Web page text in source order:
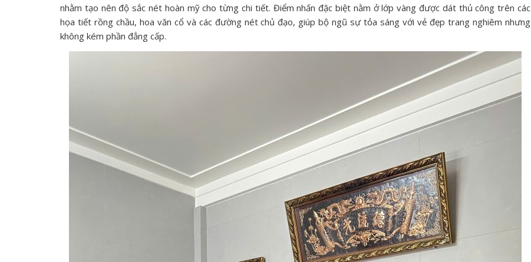
nhằm tạo nên độ sắc nét hoàn mỹ cho từng chi tiết. Điểm nhấn đặc biệt nằm ở lớp vàng được dát thủ công trên các
họa tiết rồng chầu, hoa văn cổ và các đường nét chủ đạo, giúp bộ ngũ sự tỏa sáng với vẻ đẹp trang nghiêm nhưng
không kém phần đẳng cấp.